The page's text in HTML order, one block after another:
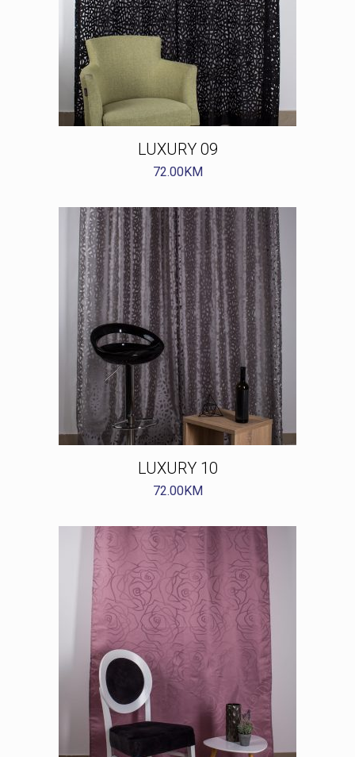
LUXURY 09
72.00KM
LUXURY 10
72.00KM